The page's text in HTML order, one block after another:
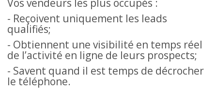
Vos vendeurs les plus occupés :
- Reçoivent uniquement les leads
qualifiés;
- Obtiennent une visibilité en temps réel
de l’activité en ligne de leurs prospects;
- Savent quand il est temps de décrocher
le téléphone.